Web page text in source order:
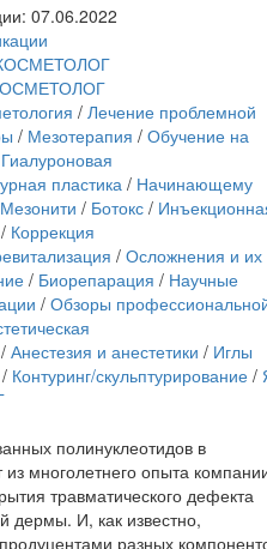
07.06.2022
/ Лечение проблемной
/ Мезотерапия / Обучение на
Гиалуроновая
пластика / Начинающему
Мезонити / Ботокс /
/ Коррекция
/ Осложнения и их
/ Биорепарация / Научные
/ Обзоры
/ Анестезия и анестетики / Иглы
/ Контуринг/скульптурирование /
полинуклеотидов в
многолетнего опыта
травматического дефекта
дермы. И, как известно,
разных